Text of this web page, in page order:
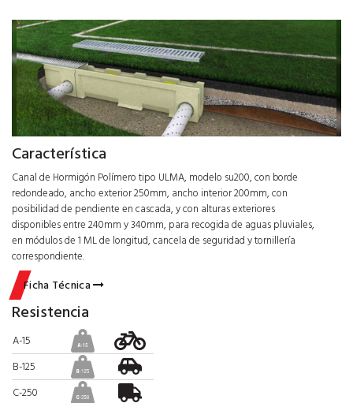
Característica
Canal de Hormigón Polímero tipo ULMA, modelo su200, con borde
redondeado, ancho exterior 250mm, ancho interior 200mm, con
posibilidad de pendiente en cascada, y con alturas exteriores
disponibles entre 240mm y 340mm, para recogida de aguas pluviales,
en módulos de 1 ML de longitud, cancela de seguridad y tornillería
correspondiente.
Ficha Técnica
Resistencia
A-15
B-125
C-250